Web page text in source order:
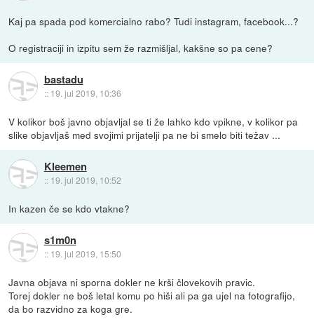
Kaj pa spada pod komercialno rabo? Tudi instagram, facebook...?
O registraciji in izpitu sem že razmišljal, kakšne so pa cene?
bastadu
:: 19. jul 2019, 10:36
V kolikor boš javno objavljal se ti že lahko kdo vpikne, v kolikor pa
slike objavljaš med svojimi prijatelji pa ne bi smelo biti težav ...
Kleemen
:: 19. jul 2019, 10:52
In kazen če se kdo vtakne?
s1m0n
:: 19. jul 2019, 15:50
Javna objava ni sporna dokler ne krši človekovih pravic.
Torej dokler ne boš letal komu po hiši ali pa ga ujel na fotografijo,
da bo razvidno za koga gre.